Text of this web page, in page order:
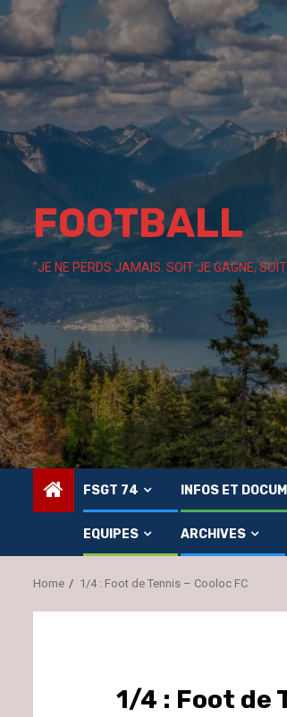
content
FOOTBALL
"JE NE PERDS JAMAIS. SOIT JE GAGNE,
FSGT 74 INFOS ET
EQUIPES ARCHIVES
Home 1/4 : Foot de Tennis – Cooloc FC
1/4 : Foot de